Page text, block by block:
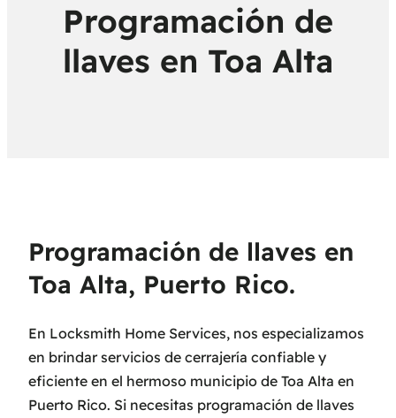
Programación de
llaves en Toa Alta
Programación de llaves en
Toa Alta, Puerto Rico.
En Locksmith Home Services, nos especializamos
en brindar servicios de cerrajería confiable y
eficiente en el hermoso municipio de Toa Alta en
Puerto Rico. Si necesitas programación de llaves